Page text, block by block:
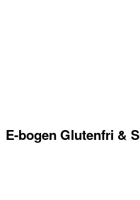
E-bogen Glutenfri &